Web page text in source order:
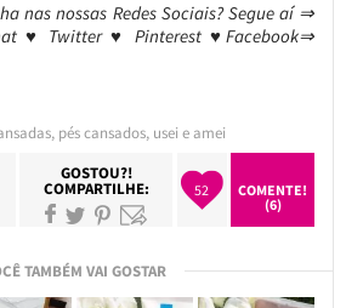
nas nossas Redes Sociais? Segue aí ⇒
♥ Twitter ♥ Pinterest ♥Facebook⇒
, pés cansados, usei e amei
GOSTOU?!
COMPARTILHE: 52
COMENTE!
(6)
TAMBÉM VAI GOSTAR